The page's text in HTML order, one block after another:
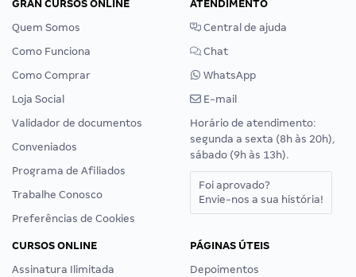
GRAN CURSOS ONLINE
Quem Somos
Como Funciona
Como Comprar
Loja Social
Validador de documentos
Conveniados
Programa de Afiliados
Trabalhe Conosco
Preferências de Cookies
ATENDIMENTO
Central de ajuda
Chat
WhatsApp
E-mail
Horário de atendimento:
segunda a sexta (8h às 20h),
sábado (9h às 13h).
Foi aprovado?
Envie-nos a sua história!
CURSOS ONLINE
Assinatura Ilimitada
PÁGINAS ÚTEIS
Depoimentos